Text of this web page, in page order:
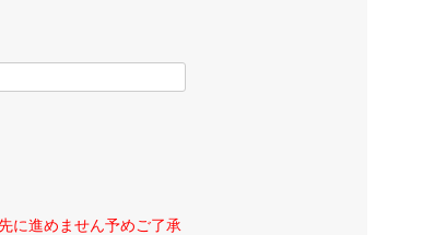
に進めません予めご了承